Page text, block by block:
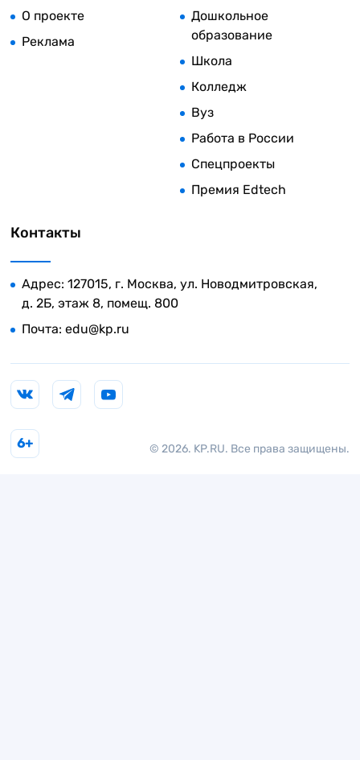
О проекте
Реклама
Дошкольное
образование
Школа
Колледж
Вуз
Работа в России
Спецпроекты
Премия Edtech
Контакты
Адрес: 127015, г. Москва, ул. Новодмитровская,
д. 2Б, этаж 8, помещ. 800
Почта: edu@kp.ru
© 2026. KP.RU. Все права защищены.
6+